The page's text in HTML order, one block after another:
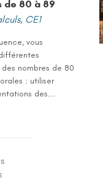
de 80 à 89
, CE1
vous
nombres de 80
: utiliser
des...